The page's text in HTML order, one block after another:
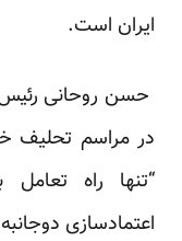
ایران است.
حسن روحانی
در مراسم تحلیف
“تنها راه تعامل
اعتمادسازی